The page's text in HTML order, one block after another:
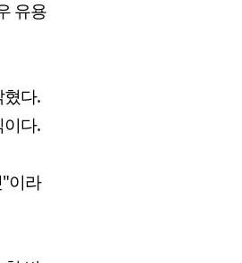
유용
다.
다.
이라